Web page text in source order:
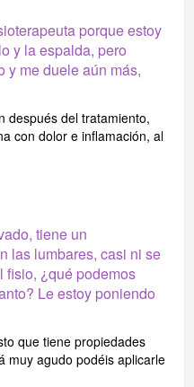
porque estoy
y la espalda, pero
y me duele aún más,
después del tratamiento,
con dolor e inflamación, al
tiene un
las lumbares, casi ni se
fisio, ¿qué podemos
Le estoy poniendo
que tiene propiedades
muy agudo podéis aplicarle